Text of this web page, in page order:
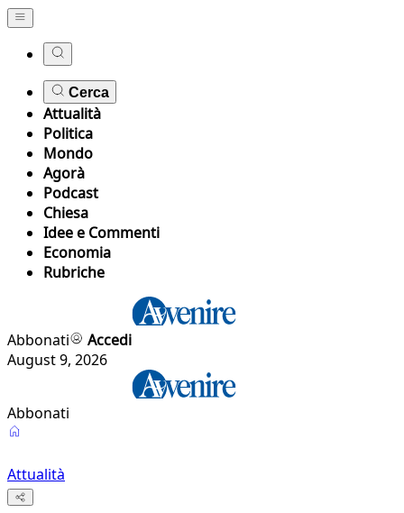
Cerca
Attualità
Politica
Mondo
Agorà
Podcast
Chiesa
Idee e Commenti
Economia
Rubriche
Abbonati
Accedi
August 9, 2026
Abbonati
Attualità